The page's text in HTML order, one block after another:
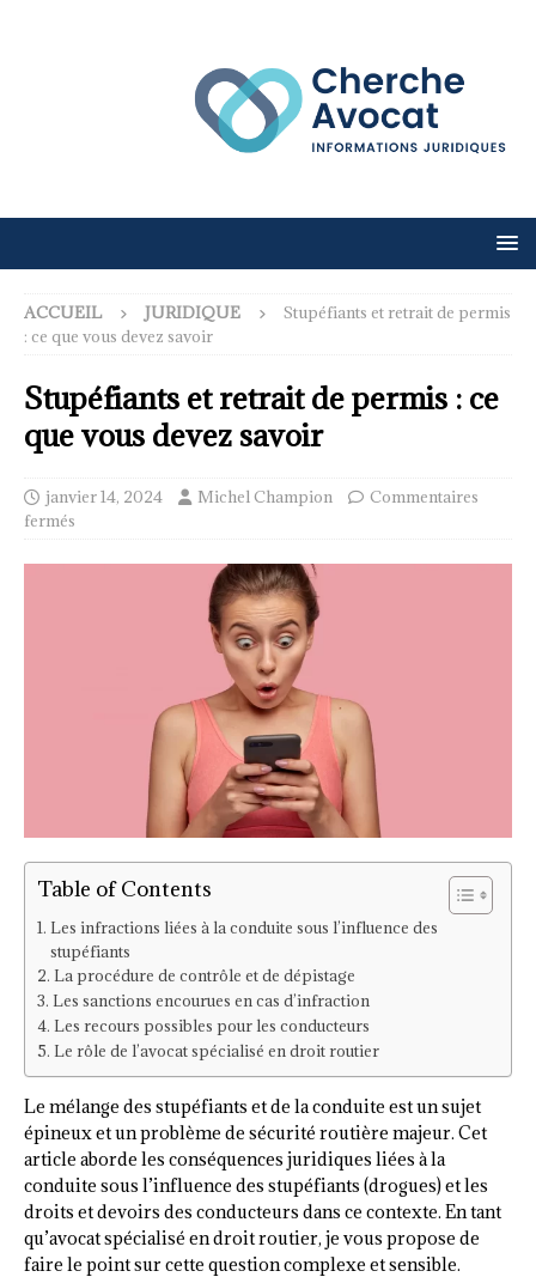
ACCUEIL JURIDIQUE
Stupéfiants et retrait de permis
: ce que vous devez savoir
Stupéfiants et retrait de permis : ce
que vous devez savoir
janvier 14, 2024 Michel Champion
Commentaires
fermés
Table of Contents
Les infractions liées à la conduite sous l’influence des
stupéfiants
La procédure de contrôle et de dépistage
Les sanctions encourues en cas d’infraction
Les recours possibles pour les conducteurs
Le rôle de l’avocat spécialisé en droit routier
Le mélange des stupéfiants et de la conduite est un sujet
épineux et un problème de sécurité routière majeur. Cet
article aborde les conséquences juridiques liées à la
conduite sous l’influence des stupéfiants (drogues) et les
droits et devoirs des conducteurs dans ce contexte. En tant
qu’avocat spécialisé en droit routier, je vous propose de
faire le point sur cette question complexe et sensible.